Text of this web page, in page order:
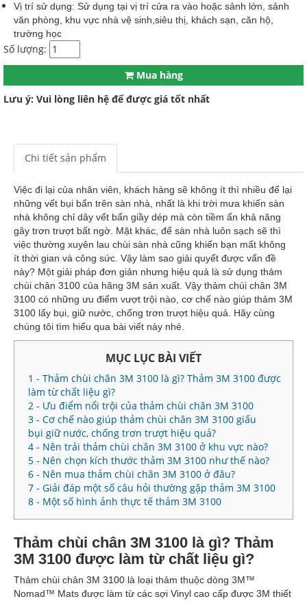
Vị trí sử dụng: Sử dụng tại vị trí cửa ra vào hoặc sảnh lớn, sảnh
văn phòng, khu vực nhà vệ sinh,siêu thị, khách sạn, căn hộ,
trường học
Số lượng:
Mua hàng
Lưu ý: Vui lòng liên hệ để được giá tốt nhất
Chi tiết sản phẩm
Việc đi lại của nhân viên, khách hàng sẽ không ít thì nhiều để lại
những vết bụi bẩn trên sàn nhà, nhất là khi trời mưa khiến sàn
nhà không chỉ dây vết bẩn giầy dép mà còn tiềm ẩn khả năng
gây trơn trượt bất ngờ. Mặt khác, để sàn nhà luôn sạch sẽ thì
việc thường xuyên lau chùi sàn nhà cũng khiến bạn mất không
ít thời gian và công sức. Vậy làm sao giải quyết được vấn đề
này? Một giải pháp đơn giản nhưng hiệu quả là sử dụng thảm
chùi chân 3100 của hãng 3M sản xuất. Vậy thảm chùi chân 3M
3100 có những ưu điểm vượt trội nào, cơ chế nào giúp thảm 3M
3100 lấy bụi, giữ nước, chống trơn trượt hiệu quả. Hãy cùng
chúng tôi tìm hiểu qua bài viết này nhé.
MỤC LỤC BÀI VIẾT
1 - Thảm chùi chân 3M 3100 là gì? Thảm 3M 3100 được
làm từ chất liệu gì?
2 - Ưu điểm nổi trội của thảm chùi chân 3M 3100
3 - Cơ chế nào giúp thảm chùi chân 3M 3100 giấu
bụi giữ nước, chống trơn trượt hiệu quả?
4 - Nên trải thảm chùi chân 3M 3100 ở khu vực nào?
5 - Nên chọn kích thước thảm 3M 3100 như thế nào?
6 - Nên mua thảm chùi chân 3M 3100 ở đâu?
7 - Giải đáp một số câu hỏi thường gặp thảm 3M 3100
8 - Một số hình ảnh thực tế thảm 3M 3100
Thảm chùi chân 3M 3100 là gì? Thảm
3M 3100 được làm từ chất liệu gì?
Thảm chùi chân 3M 3100 là loại thảm thuộc dòng 3M™
Nomad™ Mats được làm từ các sợi Vinyl cao cấp được 3M thiết